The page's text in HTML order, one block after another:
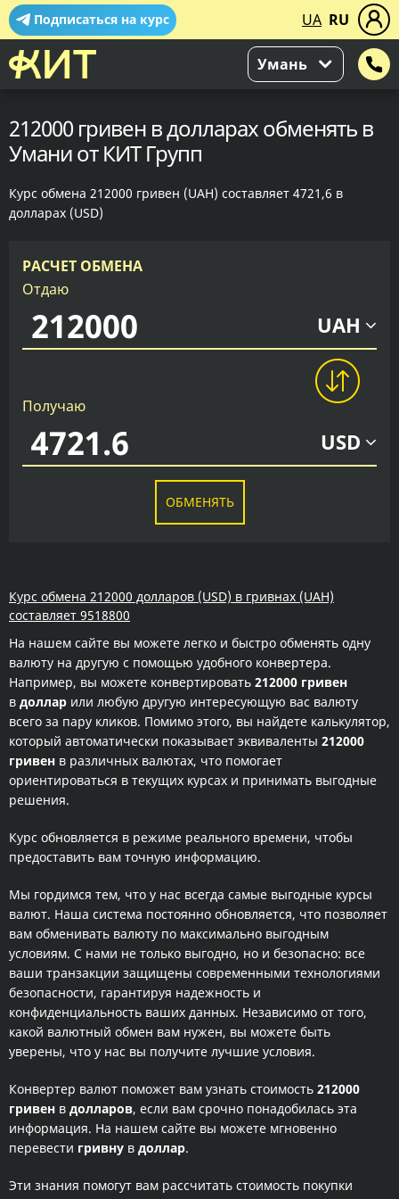
Подписаться на курс UA RU
Умань
212000 гривен в долларах обменять в
Умани от КИТ Групп
Курс обмена 212000 гривен (UAH) составляет 4721,6 в
долларах (USD)
РАСЧЕТ ОБМЕНА
Отдаю
UAH
Получаю
USD
ОБМЕНЯТЬ
Курс обмена 212000 долларов (USD) в гривнах (UAH)
составляет 9518800
На нашем сайте вы можете легко и быстро обменять одну
валюту на другую с помощью удобного конвертера.
Например, вы можете конвертировать 212000 гривен
в доллар или любую другую интересующую вас валюту
всего за пару кликов. Помимо этого, вы найдете калькулятор,
который автоматически показывает эквиваленты 212000
гривен в различных валютах, что помогает
ориентироваться в текущих курсах и принимать выгодные
решения.
Курс обновляется в режиме реального времени, чтобы
предоставить вам точную информацию.
Мы гордимся тем, что у нас всегда самые выгодные курсы
валют. Наша система постоянно обновляется, что позволяет
вам обменивать валюту по максимально выгодным
условиям. С нами не только выгодно, но и безопасно: все
ваши транзакции защищены современными технологиями
безопасности, гарантируя надежность и
конфиденциальность ваших данных. Независимо от того,
какой валютный обмен вам нужен, вы можете быть
уверены, что у нас вы получите лучшие условия.
Конвертер валют поможет вам узнать стоимость 212000
гривен в долларов, если вам срочно понадобилась эта
информация. На нашем сайте вы можете мгновенно
перевести гривну в доллар.
Эти знания помогут вам рассчитать стоимость покупки